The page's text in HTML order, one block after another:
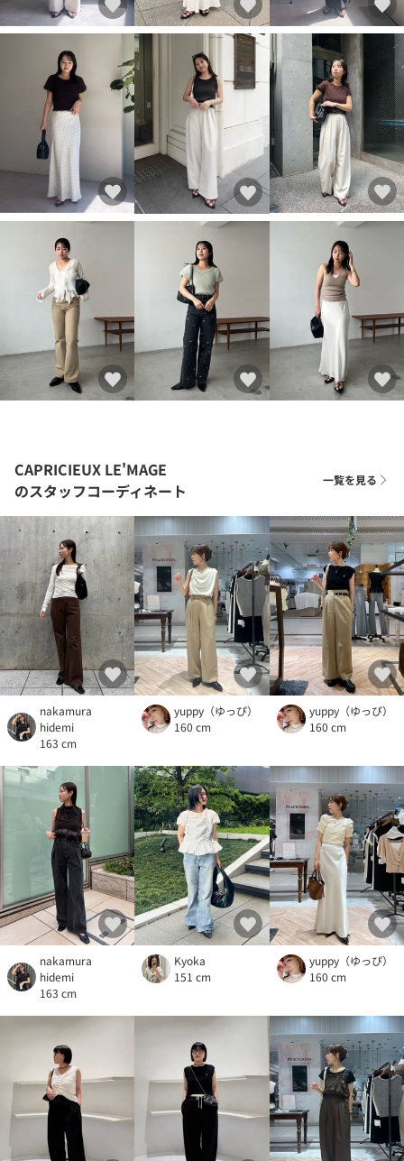
CAPRICIEUX LE'MAGE
のスタッフコーディネート
一覧を見る
nakamura
hidemi
163 cm
yuppy（ゆっぴ）
160 cm
yuppy（ゆっぴ）
160 cm
nakamura
hidemi
163 cm
Kyoka
151 cm
yuppy（ゆっぴ）
160 cm